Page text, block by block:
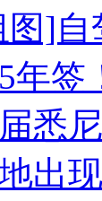
]自
年签
悉
出